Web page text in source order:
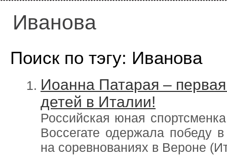
Иванова
Поиск по тэгу: Иванова
Иоанна Патарая –
детей в Италии!
Российская юная
Воссегате одержала победу
на соревнованиях в Вероне